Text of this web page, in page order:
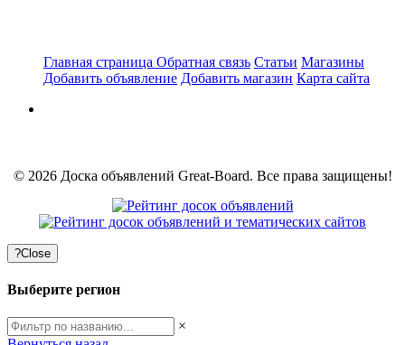
Главная страница Обратная связь Статьи Магазины
Добавить объявление Добавить магазин Карта сайта
© 2026 Доска объявлений Great-Board. Все права защищены!
?Close
Выберите регион
×